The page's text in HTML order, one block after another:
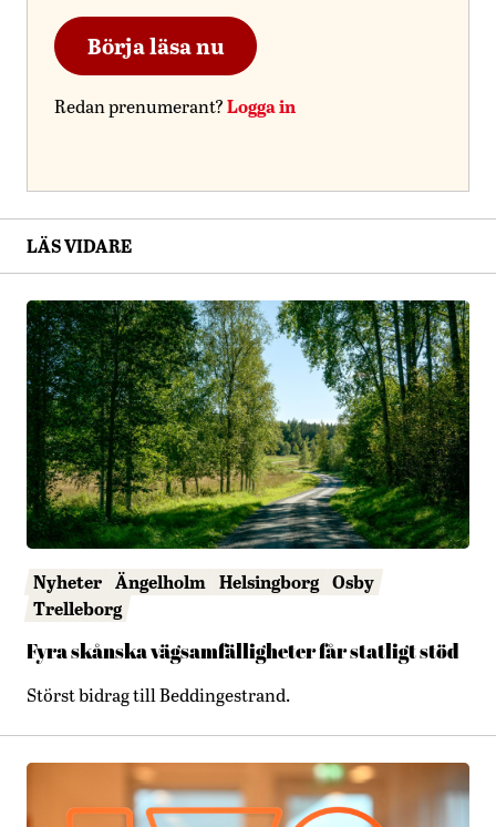
Börja läsa nu
Redan prenumerant?Logga in
LÄS VIDARE
Nyheter Ängelholm Helsingborg Osby
Trelleborg
Fyra skånska vägsamfälligheter får statligt stöd
Störst bidrag till Beddingestrand.